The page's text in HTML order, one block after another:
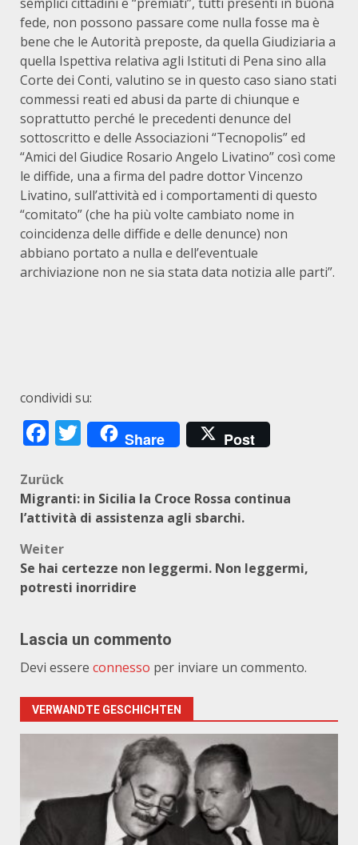
fede, non possono passare come nulla fosse ma è
bene che le Autorità preposte, da quella Giudiziaria a
quella Ispettiva relativa agli Istituti di Pena sino alla
Corte dei Conti, valutino se in questo caso siano stati
commessi reati ed abusi da parte di chiunque e
soprattutto perché le precedenti denunce del
sottoscritto e delle Associazioni “Tecnopolis” ed
“Amici del Giudice Rosario Angelo Livatino” così come
le diffide, una a firma del padre dottor Vincenzo
Livatino, sull’attività ed i comportamenti di questo
“comitato” (che ha più volte cambiato nome in
coincidenza delle diffide e delle denunce) non
abbiano portato a nulla e dell’eventuale
archiviazione non ne sia stata data notizia alle parti”.
condividi su:
Facebook
Twitter
Share Post
Beitragsnavigation
Zurück
Migranti: in Sicilia la Croce Rossa continua
l’attività di assistenza agli sbarchi.
Weiter
Se hai certezze non leggermi. Non leggermi,
potresti inorridire
Lascia un commento
Devi essere connesso per inviare un commento.
VERWANDTE GESCHICHTEN